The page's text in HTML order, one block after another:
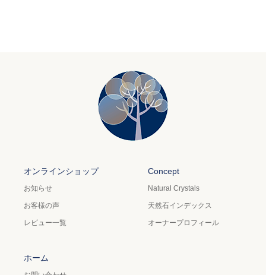
オンラインショップ
お知らせ
お客様の声
レビュー一覧
Concept
Natural Crystals
天然石インデックス
オーナープロフィール
ホーム